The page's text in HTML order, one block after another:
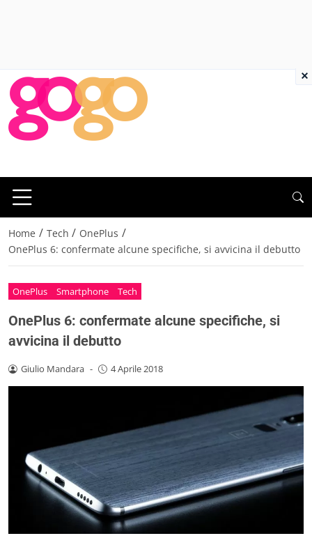
Home / Tech / OnePlus /
OnePlus 6: confermate alcune specifiche, si avvicina il debutto
OnePlus Smartphone Tech
OnePlus 6: confermate alcune specifiche, si
avvicina il debutto
Giulio Mandara - 4 Aprile 2018
×